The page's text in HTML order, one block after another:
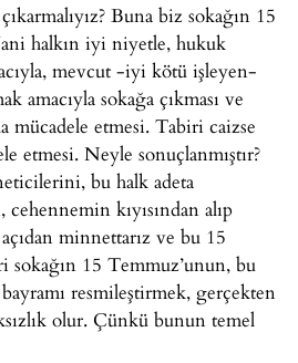
Buna biz sokağın 15
halkın iyi niyetle, hukuk
mevcut -iyi kötü işleyen-
amacıyla sokağa çıkması ve
mücadele etmesi. Tabiri caizse
etmesi. Neyle sonuçlanmıştır?
bu halk adeta
kıyısından alıp
minnettarız ve bu 15
sokağın 15 Temmuz’unun, bu
resmileştirmek, gerçekten
olur. Çünkü bunun temel